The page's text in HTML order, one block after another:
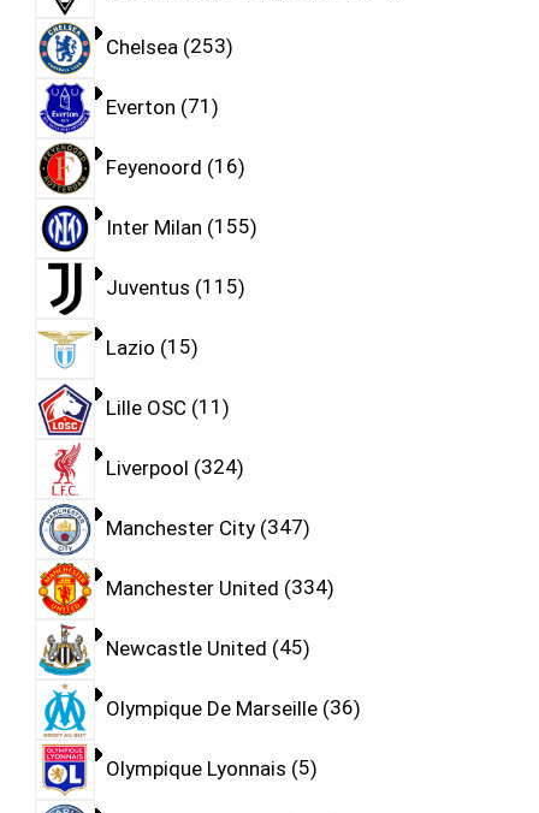
Chelsea 253
Everton 71
Feyenoord 16
Inter Milan 155
Juventus 115
Lazio 15
Lille OSC 11
Liverpool 324
Manchester City 347
Manchester United 334
Newcastle United 45
Olympique De Marseille 36
Olympique Lyonnais 5